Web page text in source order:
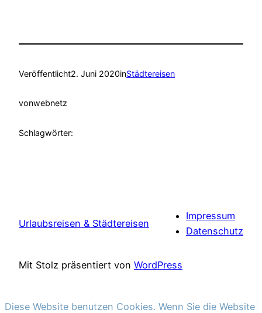
Veröffentlicht2. Juni 2020inStädtereisen
vonwebnetz
Schlagwörter:
Urlaubsreisen & Städtereisen
Impressum
Datenschutz
Mit Stolz präsentiert von WordPress
Diese Website benutzen Cookies. Wenn Sie die Website